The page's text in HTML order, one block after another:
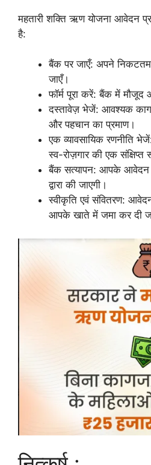
महतारी शक्ति ऋण योजना आवेदन
है:
बैंक पर जाएँ: अपने निकटतम
जाएँ।
फॉर्म पूरा करें: बैंक में मौजूद
दस्तावेज़ भेजें: आवश्यक
और पहचान का प्रमाण।
एक व्यावसायिक रणनीति
स्व-रोज़गार की एक संक्षिप्त
बैंक सत्यापन: आपके आवेदन
द्वारा की जाएगी।
स्वीकृति एवं संवितरण:
आपके खाते में जमा कर दी